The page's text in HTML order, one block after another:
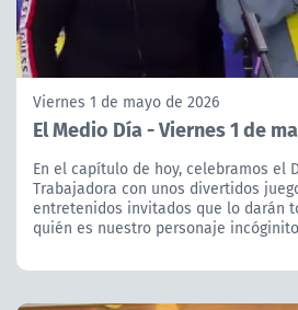
Viernes 1 de mayo de 2026
El Medio Día - Viernes 1 de
En el capítulo de hoy, celebramos el
Trabajadora con unos divertidos
entretenidos invitados que lo darán
quién es nuestro personaje